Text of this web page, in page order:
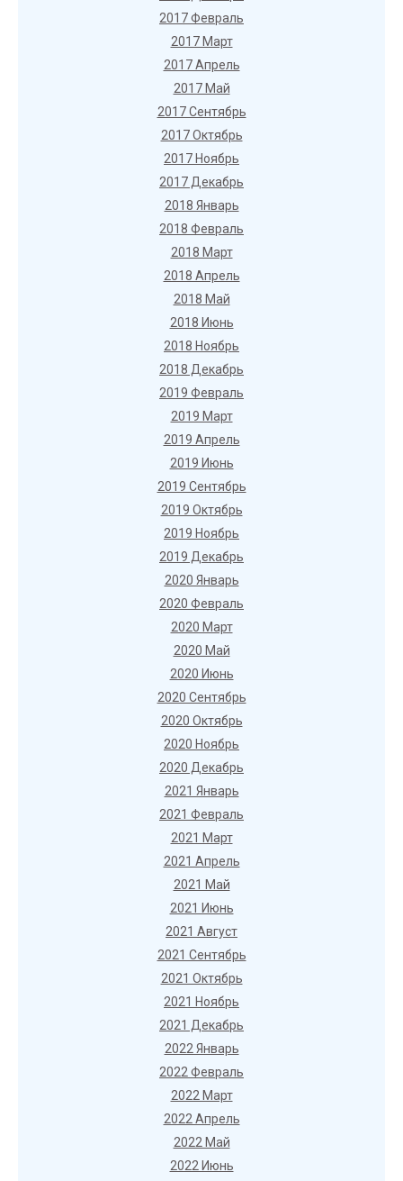
2017 Февраль
2017 Март
2017 Апрель
2017 Май
2017 Сентябрь
2017 Октябрь
2017 Ноябрь
2017 Декабрь
2018 Январь
2018 Февраль
2018 Март
2018 Апрель
2018 Май
2018 Июнь
2018 Ноябрь
2018 Декабрь
2019 Февраль
2019 Март
2019 Апрель
2019 Июнь
2019 Сентябрь
2019 Октябрь
2019 Ноябрь
2019 Декабрь
2020 Январь
2020 Февраль
2020 Март
2020 Май
2020 Июнь
2020 Сентябрь
2020 Октябрь
2020 Ноябрь
2020 Декабрь
2021 Январь
2021 Февраль
2021 Март
2021 Апрель
2021 Май
2021 Июнь
2021 Август
2021 Сентябрь
2021 Октябрь
2021 Ноябрь
2021 Декабрь
2022 Январь
2022 Февраль
2022 Март
2022 Апрель
2022 Май
2022 Июнь